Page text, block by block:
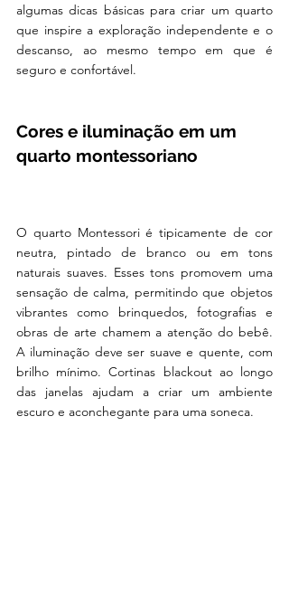
algumas dicas básicas para criar um quarto
que inspire a exploração independente e o
descanso, ao mesmo tempo em que é
seguro e confortável.
Cores e iluminação em um
quarto montessoriano
O quarto Montessori é tipicamente de cor
neutra, pintado de branco ou em tons
naturais suaves. Esses tons promovem uma
sensação de calma, permitindo que objetos
vibrantes como brinquedos, fotografias e
obras de arte chamem a atenção do bebê.
A iluminação deve ser suave e quente, com
brilho mínimo. Cortinas blackout ao longo
das janelas ajudam a criar um ambiente
escuro e aconchegante para uma soneca.